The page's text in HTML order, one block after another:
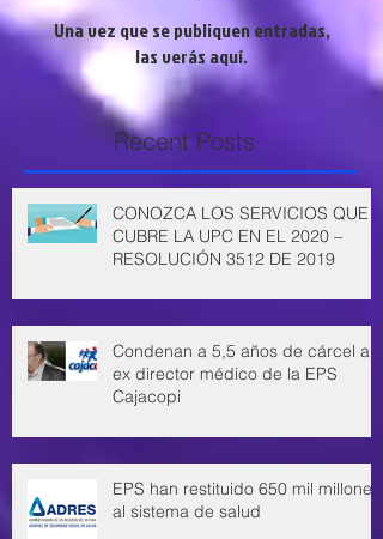
Una vez que se publiquen entradas,
las verás aquí.
Recent Posts
CONOZCA LOS SERVICIOS QUE
CUBRE LA UPC EN EL 2020 –
RESOLUCIÓN 3512 DE 2019
Condenan a 5,5 años de cárcel a
ex director médico de la EPS
Cajacopi
EPS han restituido 650 mil millones
al sistema de salud